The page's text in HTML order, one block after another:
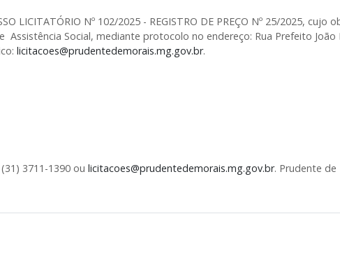
LICITATÓRIO Nº 102/2025 - REGISTRO DE PREÇO Nº 25/2025, cujo
Social, mediante protocolo no endereço: Rua Prefeito João
licitacoes@prudentedemorais.mg.gov.br.
3711-1390 ou licitacoes@prudentedemorais.mg.gov.br. Prudente de